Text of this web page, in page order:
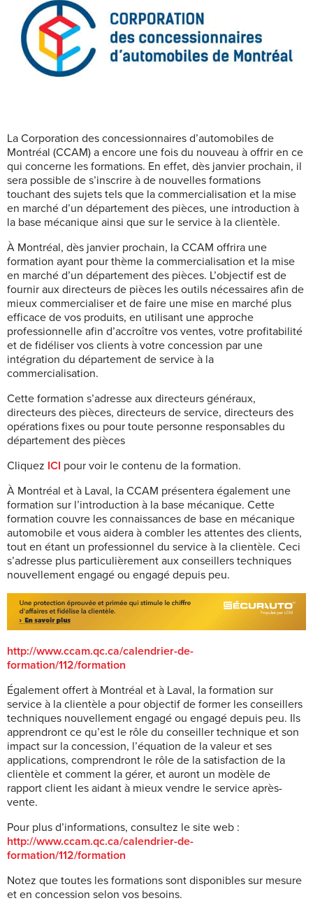
La Corporation des concessionnaires d’automobiles de
Montréal (CCAM) a encore une fois du nouveau à offrir en ce
qui concerne les formations. En effet, dès janvier prochain, il
sera possible de s’inscrire à de nouvelles formations
touchant des sujets tels que la commercialisation et la mise
en marché d’un département des pièces, une introduction à
la base mécanique ainsi que sur le service à la clientèle.
À Montréal, dès janvier prochain, la CCAM offrira une
formation ayant pour thème la commercialisation et la mise
en marché d’un département des pièces. L’objectif est de
fournir aux directeurs de pièces les outils nécessaires afin de
mieux commercialiser et de faire une mise en marché plus
efficace de vos produits, en utilisant une approche
professionnelle afin d’accroître vos ventes, votre profitabilité
et de fidéliser vos clients à votre concession par une
intégration du département de service à la
commercialisation.
Cette formation s’adresse aux directeurs généraux,
directeurs des pièces, directeurs de service, directeurs des
opérations fixes ou pour toute personne responsables du
département des pièces
Cliquez ICI pour voir le contenu de la formation.
À Montréal et à Laval, la CCAM présentera également une
formation sur l’introduction à la base mécanique. Cette
formation couvre les connaissances de base en mécanique
automobile et vous aidera à combler les attentes des clients,
tout en étant un professionnel du service à la clientèle. Ceci
s’adresse plus particulièrement aux conseillers techniques
nouvellement engagé ou engagé depuis peu.
http://www.ccam.qc.ca/calendrier-de-
formation/112/formation
Également offert à Montréal et à Laval, la formation sur
service à la clientèle a pour objectif de former les conseillers
techniques nouvellement engagé ou engagé depuis peu. Ils
apprendront ce qu’est le rôle du conseiller technique et son
impact sur la concession, l’équation de la valeur et ses
applications, comprendront le rôle de la satisfaction de la
clientèle et comment la gérer, et auront un modèle de
rapport client les aidant à mieux vendre le service après-
vente.
Pour plus d’informations, consultez le site web :
http://www.ccam.qc.ca/calendrier-de-
formation/112/formation
Notez que toutes les formations sont disponibles sur mesure
et en concession selon vos besoins.